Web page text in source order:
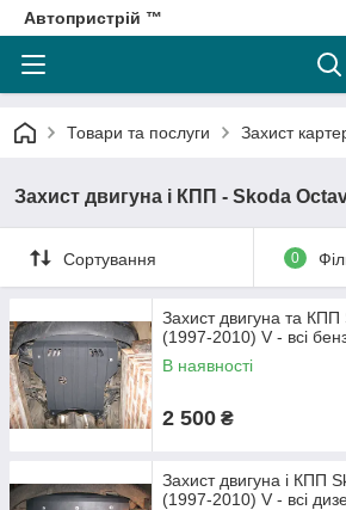
Автопристрій ™
Товари та послуги Захист
Захист двигуна і КПП - Skoda
Сортування 0
Захист двигуна та
(1997-2010) V - всі
В наявності
2 500 ₴
Захист двигуна і КПП
(1997-2010) V - всі